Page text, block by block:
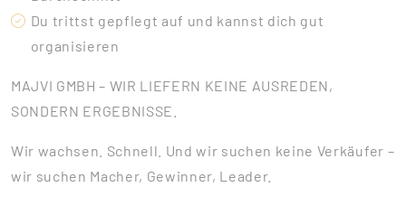
Du trittst gepflegt auf und kannst dich gut
organisieren
MAJVI GMBH – WIR LIEFERN KEINE AUSREDEN,
SONDERN ERGEBNISSE.
Wir wachsen. Schnell. Und wir suchen keine Verkäufer –
wir suchen Macher, Gewinner, Leader.